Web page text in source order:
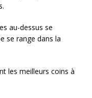
au-dessus se
se range dans la
les meilleurs coins à